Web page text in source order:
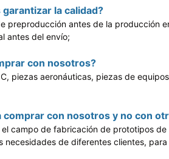
la calidad?
preproducción antes de la producción
antes del envío;
con nosotros?
piezas aeronáuticas, piezas de
comprar con nosotros y no con
campo de fabricación de prototipos
necesidades de diferentes clientes,